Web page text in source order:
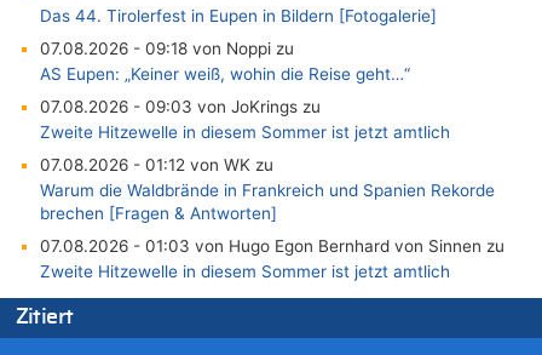
Das 44. Tirolerfest in Eupen in Bildern [Fotogalerie]
07.08.2026 - 09:18 von Noppi zu
AS Eupen: „Keiner weiß, wohin die Reise geht…“
07.08.2026 - 09:03 von JoKrings zu
Zweite Hitzewelle in diesem Sommer ist jetzt amtlich
07.08.2026 - 01:12 von WK zu
Warum die Waldbrände in Frankreich und Spanien Rekorde
brechen [Fragen & Antworten]
07.08.2026 - 01:03 von Hugo Egon Bernhard von Sinnen zu
Zweite Hitzewelle in diesem Sommer ist jetzt amtlich
07.08.2026 - 00:50 von WK zu
Wie kam es zur Ceuta-Krise?
Zitiert